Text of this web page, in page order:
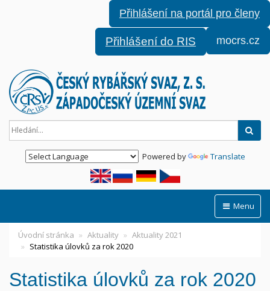
Přihlášení na portál pro členy
Přihlášení do RIS mocrs.cz
Powered by Translate
Menu
Úvodní stránka Aktuality
Aktuality 2021
Statistika úlovků za rok 2020
Statistika úlovků za rok 2020